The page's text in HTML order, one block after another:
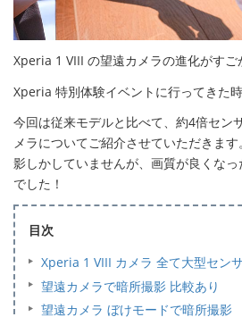
Xperia 1 VIII の望遠カメラの進化がすご
Xperia 特別体験イベントに行ってきた時
今回は従来モデルと比べて、約4倍セン
メラについてご紹介させていただきま
影しかしていませんが、画質が良くな
でした！
目次
Xperia 1 VIII カメラ 全て大型セン
望遠カメラで暗所撮影 比較あり
望遠カメラ ぼけモードで暗所撮影